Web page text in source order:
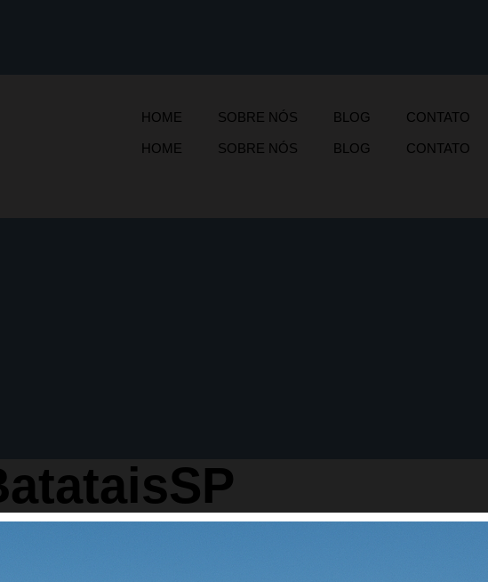
HOME SOBRE NÓS BLOG CONTATO
HOME SOBRE NÓS BLOG CONTATO